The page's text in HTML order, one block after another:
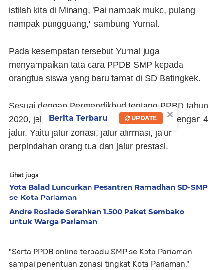
istilah kita di Minang, 'Pai nampak muko, pulang
nampak pungguang," sambung Yurnal.
Pada kesempatan tersebut Yurnal juga
menyampaikan tata cara PPDB SMP kepada
orangtua siswa yang baru tamat di SD Batingkek.
Sesuai dengan Permendikbud tentang PPBD tahun
2020, jelas Yurnal, pendaftaran dilakukan dengan 4
jalur. Yaitu jalur zonasi, jalur afirmasi, jalur
perpindahan orang tua dan jalur prestasi.
Lihat juga
Yota Balad Luncurkan Pesantren Ramadhan SD-SMP
se-Kota Pariaman
Andre Rosiade Serahkan 1.500 Paket Sembako
untuk Warga Pariaman
"Serta PPDB online terpadu SMP se Kota Pariaman
sampai penentuan zonasi tingkat Kota Pariaman,"
×
Berita Terbaru UPDATE